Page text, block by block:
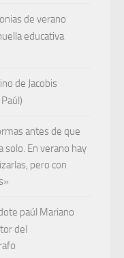
de verano
educativa
de Jacobis
antes de que
solo. En verano hay
pero con
paúl Mariano
del